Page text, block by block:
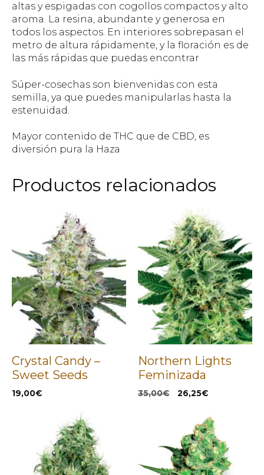
altas y espigadas con cogollos compactos y alto
aroma. La resina, abundante y generosa en
todos los aspectos. En interiores sobrepasan el
metro de altura rápidamente, y la floración es de
las más rápidas que puedas encontrar
Súper-cosechas son bienvenidas con esta
semilla, ya que puedes manipularlas hasta la
estenuidad.
Mayor contenido de THC que de CBD, es
diversión pura la Haza
Productos relacionados
Crystal Candy –
Sweet Seeds
19,00€
Northern Lights
Feminizada
35,00€
El
original
35,00€.
26,25€El
actual
es:
26,25€.